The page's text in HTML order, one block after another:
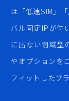
は「低速SIM」
バル固定IPが付
に出ない閉域型
やオプションを
フィットしたプ